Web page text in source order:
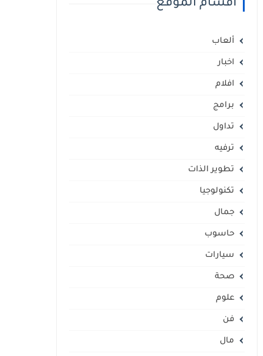
أقسام الموقع
ألعاب
اخبار
افلام
برامج
تداول
ترفيه
تطوير الذات
تكنولوجيا
جمال
حاسوب
سيارات
صحة
علوم
فن
مال